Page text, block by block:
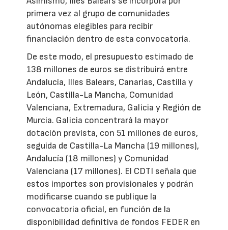
primera vez al grupo de comunidades
autónomas elegibles para recibir
financiación dentro de esta convocatoria.
De este modo, el presupuesto estimado de
138 millones de euros se distribuirá entre
Andalucía, Illes Balears, Canarias, Castilla y
León, Castilla-La Mancha, Comunidad
Valenciana, Extremadura, Galicia y Región de
Murcia. Galicia concentrará la mayor
dotación prevista, con 51 millones de euros,
seguida de Castilla-La Mancha (19 millones),
Andalucía (18 millones) y Comunidad
Valenciana (17 millones). El CDTI señala que
estos importes son provisionales y podrán
modificarse cuando se publique la
convocatoria oficial, en función de la
disponibilidad definitiva de fondos FEDER en